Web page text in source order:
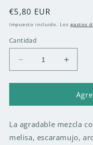
Precio
habitual
€5,80 EUR
Impuesto incluido. Losgastos
Cantidad
Reducir
cantidad
para
BALANCE
INFUSION
BIO
cantidad
para
BIO
La agradable mezcla
melisa, escaramujo,